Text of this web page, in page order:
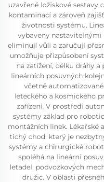
uzavřené ložiskové
kontaminací a zároveň
životnosti systému.
vybaveny
eliminují vůli a zaručují
umožňuje přizpůsobení
na zatížení, délku dráhy
lineárních posuvných
včetně
leteckého a kosmického
zařízení. V prostředí
systémy základ pro
montážních linek. Lékařské
tichý chod, který je
systémy a chirurgické
spoléhá na lineární
letadel, podvozkových
družic. V oblasti